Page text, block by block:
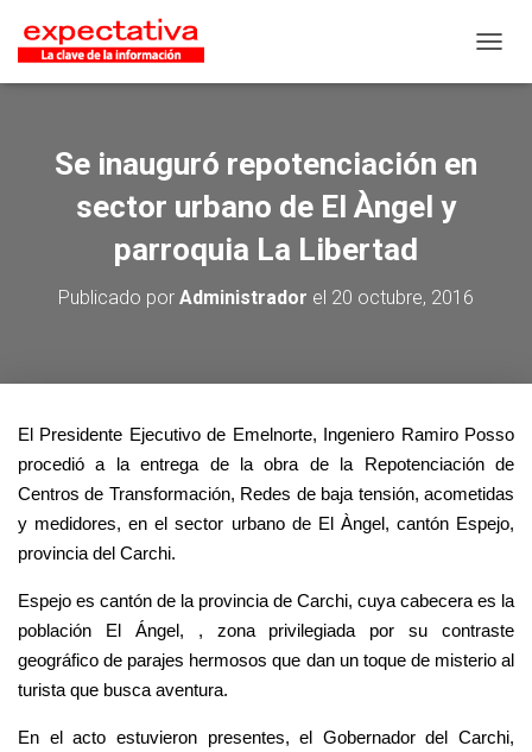
Se inauguró repotenciación en
sector urbano de El Àngel y
parroquia La Libertad
Publicado por Administrador el 20 octubre, 2016
El Presidente Ejecutivo de Emelnorte, Ingeniero Ramiro Posso
procedió a la entrega de la obra de la Repotenciación de
Centros de Transformación, Redes de baja tensión, acometidas
y medidores, en el sector urbano de El Àngel, cantón Espejo,
provincia del Carchi.
Espejo es cantón de la provincia de Carchi, cuya cabecera es la
población El Ángel, , zona privilegiada por su contraste
geográfico de parajes hermosos que dan un toque de misterio al
turista que busca aventura.
En el acto estuvieron presentes, el Gobernador del Carchi,